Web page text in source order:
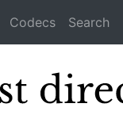
Codecs Search